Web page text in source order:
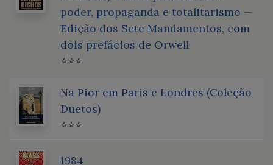
poder, propaganda e totalitarismo —
Edição dos Sete Mandamentos, com
dois prefácios de Orwell
⭐⭐⭐
Na Pior em Paris e Londres (Coleção
Duetos)
⭐⭐⭐
1984